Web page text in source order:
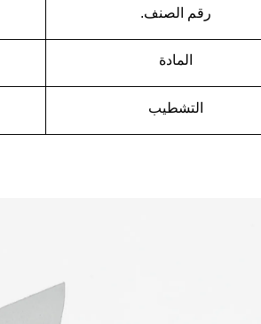
رقم الصنف.
المادة
التشطيب